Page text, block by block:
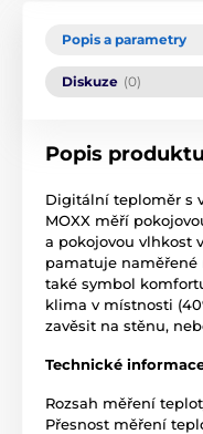
Popis a parametry
Diskuze (0)
Popis produktu
Digitální teploměr s
MOXX měří
a pokojovou vlhkost
pamatuje
také symbol
klima v místnosti
zavěsit na stěnu,
Technické
Rozsah měření
Přesnost měření